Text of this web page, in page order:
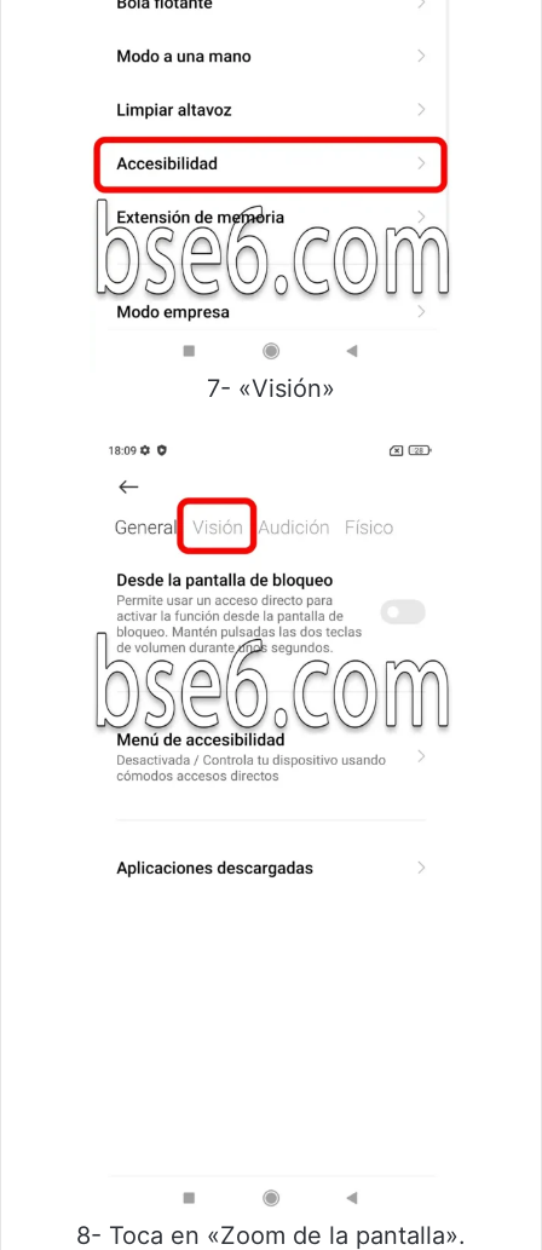
7- «Visión»
8- Toca en «Zoom de la pantalla».